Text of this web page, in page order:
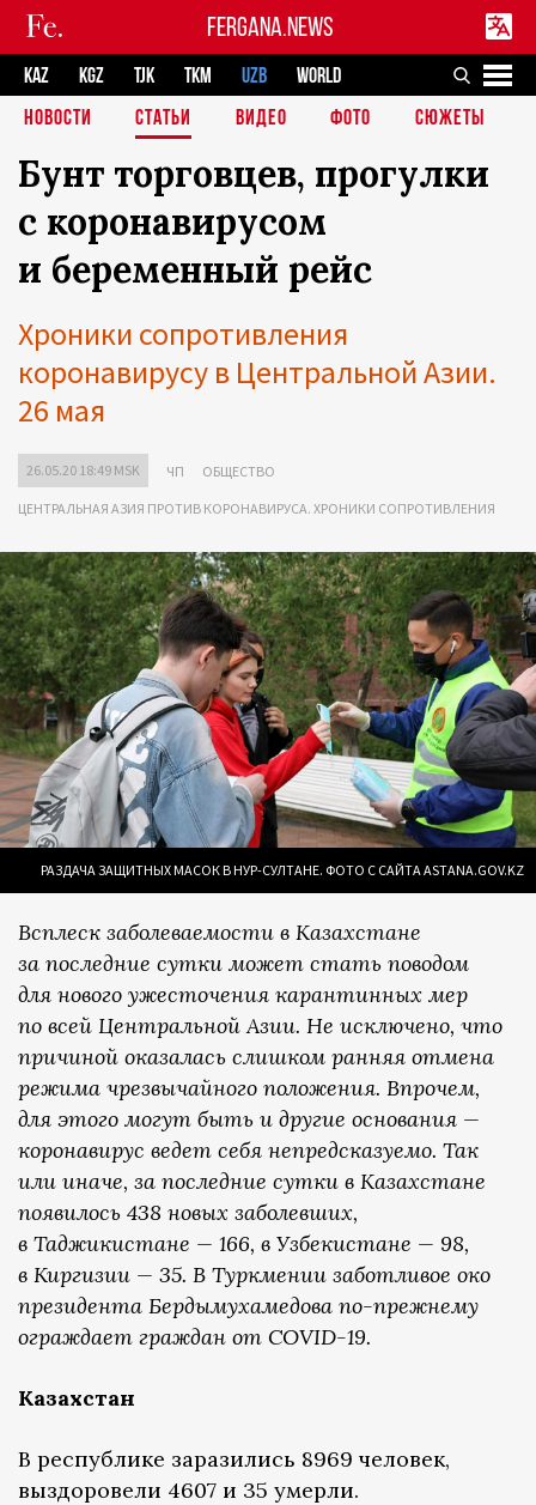
FERGANA.NEWS
KAZ KGZ TJK TKM UZB
WORLD
НОВОСТИ
СТАТЬИ ВИДЕО ФОТО СЮЖЕТЫ
Бунт торговцев, прогулки
с коронавирусом
и беременный рейс
Хроники сопротивления
коронавирусу в Центральной Азии.
26 мая
26.05.20 18:49 MSK ЧП ОБЩЕСТВО
ЦЕНТРАЛЬНАЯ АЗИЯ ПРОТИВ КОРОНАВИРУСА. ХРОНИКИ СОПРОТИВЛЕНИЯ
РАЗДАЧА ЗАЩИТНЫХ МАСОК В НУР-СУЛТАНЕ. ФОТО С САЙТА ASTANA.GOV.KZ
Всплеск заболеваемости в Казахстане
за последние сутки может стать поводом
для нового ужесточения карантинных мер
по всей Центральной Азии. Не исключено, что
причиной оказалась слишком ранняя отмена
режима чрезвычайного положения. Впрочем,
для этого могут быть и другие основания —
коронавирус ведет себя непредсказуемо. Так
или иначе, за последние сутки в Казахстане
появилось 438 новых заболевших,
в Таджикистане — 166, в Узбекистане — 98,
в Киргизии — 35. В Туркмении заботливое око
президента Бердымухамедова по-прежнему
ограждает граждан от COVID-19.
Казахстан
В республике заразились 8969 человек,
выздоровели 4607 и 35 умерли.